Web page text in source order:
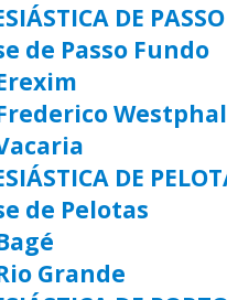
DE
de Passo Fundo
DE
de Pelotas
Grande